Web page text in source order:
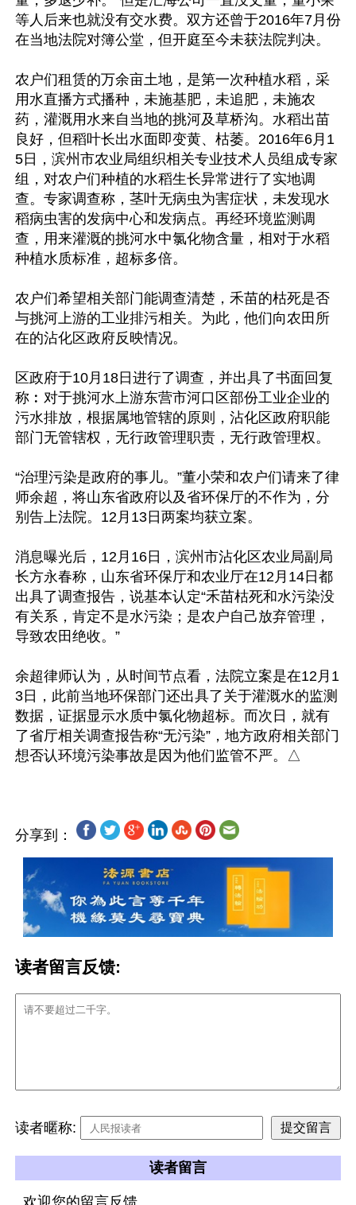
等人后来也就没有交水费。双方还曾于2016年7月份
在当地法院对簿公堂，但开庭至今未获法院判决。
农户们租赁的万余亩土地，是第一次种植水稻，采
用水直播方式播种，未施基肥，未追肥，未施农
药，灌溉用水来自当地的挑河及草桥沟。水稻出苗
良好，但稻叶长出水面即变黄、枯萎。2016年6月1
5日，滨州市农业局组织相关专业技术人员组成专家
组，对农户们种植的水稻生长异常进行了实地调
查。专家调查称，茎叶无病虫为害症状，未发现水
稻病虫害的发病中心和发病点。再经环境监测调
查，用来灌溉的挑河水中氯化物含量，相对于水稻
种植水质标准，超标多倍。
农户们希望相关部门能调查清楚，禾苗的枯死是否
与挑河上游的工业排污相关。为此，他们向农田所
在的沾化区政府反映情况。
区政府于10月18日进行了调查，并出具了书面回复
称︰对于挑河水上游东营市河口区部份工业企业的
污水排放，根据属地管辖的原则，沾化区政府职能
部门无管辖权，无行政管理职责，无行政管理权。
“治理污染是政府的事儿。”董小荣和农户们请来了律
师余超，将山东省政府以及省环保厅的不作为，分
别告上法院。12月13日两案均获立案。
消息曝光后，12月16日，滨州市沾化区农业局副局
长方永春称，山东省环保厅和农业厅在12月14日都
出具了调查报告，说基本认定“禾苗枯死和水污染没
有关系，肯定不是水污染；是农户自己放弃管理，
导致农田绝收。”
余超律师认为，从时间节点看，法院立案是在12月1
3日，此前当地环保部门还出具了关于灌溉水的监测
数据，证据显示水质中氯化物超标。而次日，就有
了省厅相关调查报告称“无污染”，地方政府相关部门
分享到：
读者留言反馈:
读者暱称:
读者留言
欢迎您的留言反馈。